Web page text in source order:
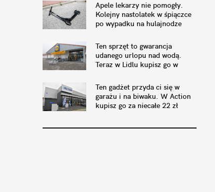
Apele lekarzy nie pomogły.
Kolejny nastolatek w śpiączce
po wypadku na hulajnodze
Ten sprzęt to gwarancja
udanego urlopu nad wodą.
Teraz w Lidlu kupisz go w
Ten gadżet przyda ci się w
garażu i na biwaku. W Action
kupisz go za niecałe 22 zł